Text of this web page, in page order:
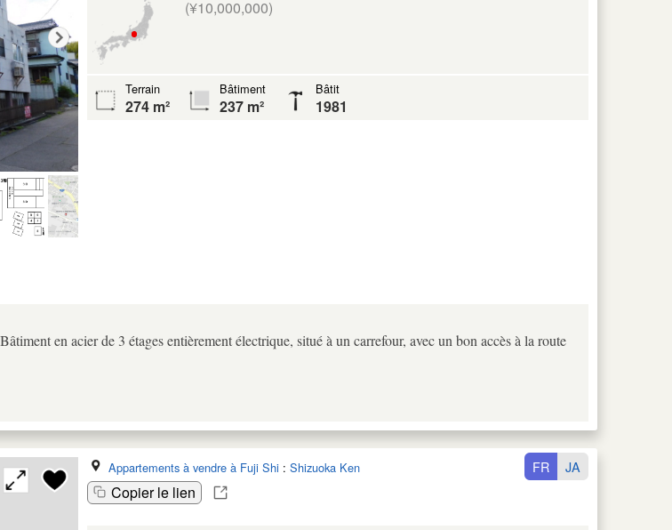
(¥10,000,000)
Terrain
274 m²
Bâtiment
237 m²
Bâtit
1981
en acier de 3 étages entièrement électrique, situé à un carrefour, avec un bon accès à la route
Appartements à vendre à Fuji Shi : Shizuoka Ken
Copier le lien
FR JA